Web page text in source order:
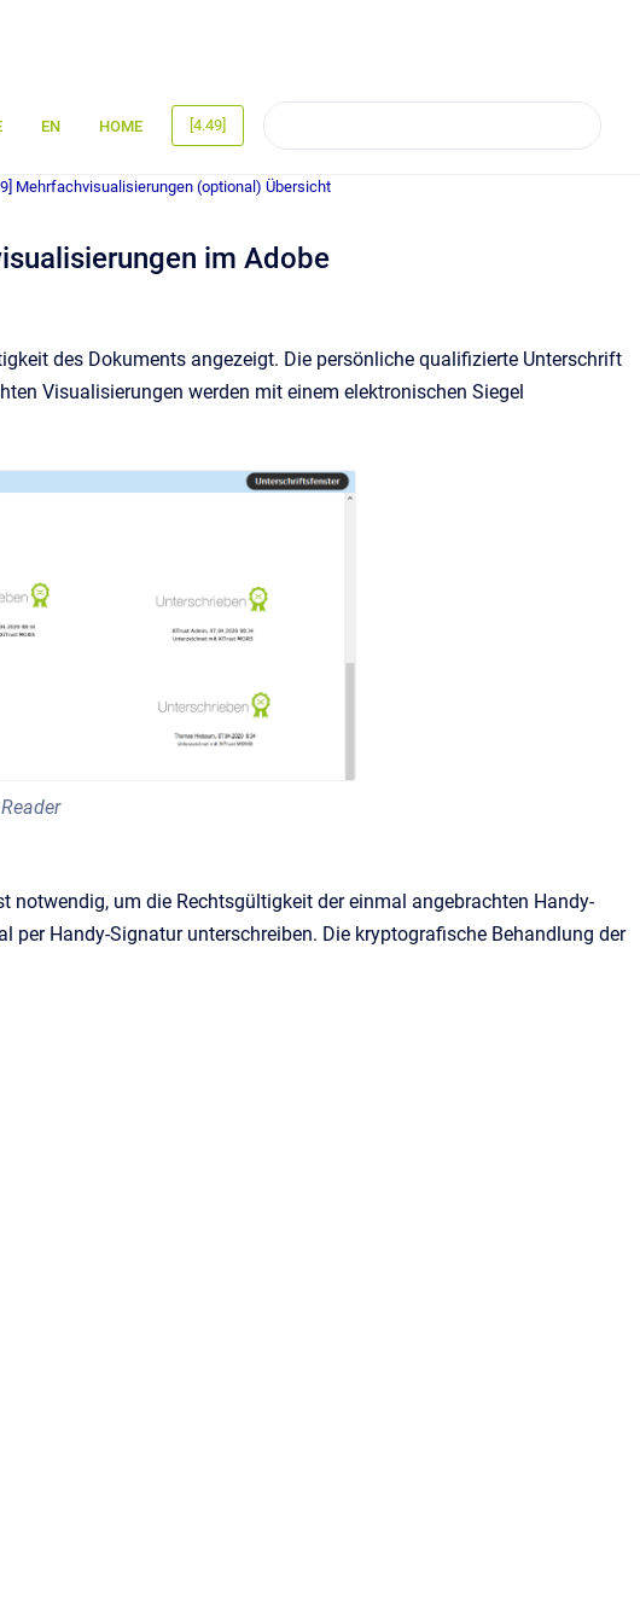
EN HOME [4.49]
Mehrfachvisualisierungen (optional) Übersicht
im Adobe
des Dokuments angezeigt. Die persönliche qualifizierte Unterschrift
Visualisierungen werden mit einem elektronischen Siegel
um die Rechtsgültigkeit der einmal angebrachten Handy-
per Handy-Signatur unterschreiben. Die kryptografische Behandlung der